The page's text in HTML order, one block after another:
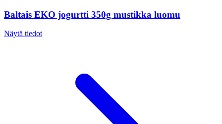
Baltais EKO jogurtti 350g mustikka luomu
Näytä tiedot